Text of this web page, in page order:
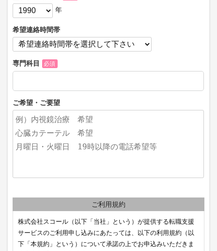
年
希望連絡時間帯
専門科目 必須
ご希望・ご要望
ご利用規約
株式会社スコール（以下「当社」という）が提供する転職支援
サービスのご利用申し込みにあたっては、以下の利用規約（以
下「本規約」という）について承諾の上でお申込みいただきま